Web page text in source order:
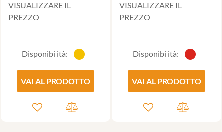
VISUALIZZARE IL
PREZZO
Disponibilità:
VAI AL PRODOTTO
VISUALIZZARE IL
PREZZO
Disponibilità:
VAI AL PRODOTTO